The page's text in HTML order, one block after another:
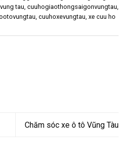
tau cuuhogiaothongsaigonvungtau
cuuhoxevungtau xe cuu ho
Chăm sóc xe ô tô Vũng Tàu